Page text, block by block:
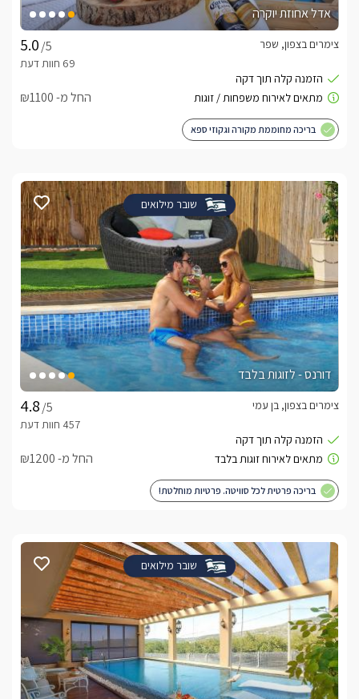
אדל אחוזת יוקרה
/5
צימרים בצפון, שפר
החל מ- ₪1100
בריכה מחוממת מקורה וגקוזי ספא
שובר מילואים
דורנס - לזוגות בלבד
/5
צימרים בצפון, בן עמי
החל מ- ₪1200
בריכה פרטית לכל סוויטה. פרטיות מוחלטת!
שובר מילואים